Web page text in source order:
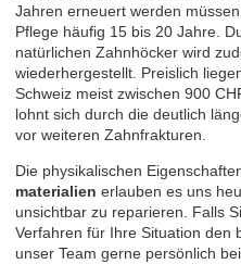
Jahren erneuert werden
Pflege häufig 15 bis 20 Jahre.
natürlichen Zahnhöcker wird
wiederhergestellt. Preislich
Schweiz meist zwischen 900
lohnt sich durch die deutlich
vor weiteren Zahnfrakturen.
Die physikalischen
materialien erlauben es uns
unsichtbar zu reparieren. Falls
Verfahren für Ihre Situation den
unser Team gerne persönlich